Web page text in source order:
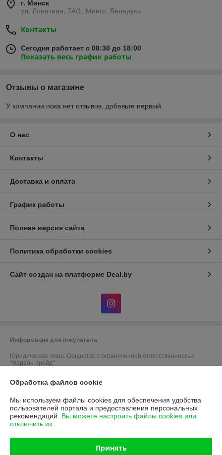
г. Минск
ул. Лопатина, 7А/1, Минск, Беларусь
Контакты
Сегодня работает с 08:30 до 18:00
Показать весь график работы
Отзывы о магазине
У компании пока нет отзывов, добавьте первый
О нас
Контакты
Доставка и оплата
График работы
Полная версия сайта
Политика обработки cookies
Сайт создан на платформе Deal.by
Информация для покупателя
Юридическое лицо: Общество с ограниченной ответственностью
"Фараон-трейд"
Регистрационный номер ЕГР: 490439713
УНП: 490439713
Регистрационный орган: Гомельский Городской Исполнительный
Комитет
Дата регистрации компании: 28.09.2009
Обработка файлов cookie
Мы используем файлы cookies для обеспечения удобства
пользователей портала и предоставления персональных
рекомендаций. Вы можете настроить файлы cookies или
отключить их.
Принять